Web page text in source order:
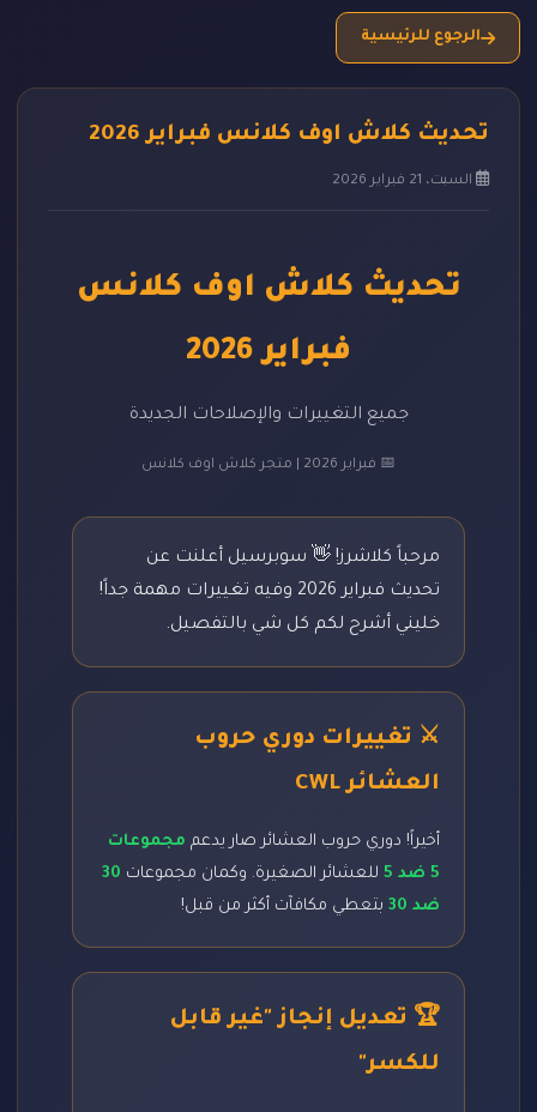
الرجوع للرئيسية
تحديث كلاش اوف كلانس فبراير 2026
السبت، 21 فبراير 2026
تحديث كلاش اوف كلانس
فبراير 2026
جميع التغييرات والإصلاحات الجديدة
📅 فبراير 2026 | متجر كلاش اوف كلانس
مرحباً كلاشرز! 👋 سوبرسيل أعلنت عن
تحديث فبراير 2026 وفيه تغييرات مهمة جداً!
خليني أشرح لكم كل شي بالتفصيل.
⚔️ تغييرات دوري حروب
العشائر CWL
أخيراً! دوري حروب العشائر صار يدعم مجموعات
5 ضد 5
للعشائر الصغيرة. وكمان مجموعات 30
ضد 30
بتعطي مكافآت أكثر من قبل!
🏆 تعديل إنجاز "غير قابل
للكسر"